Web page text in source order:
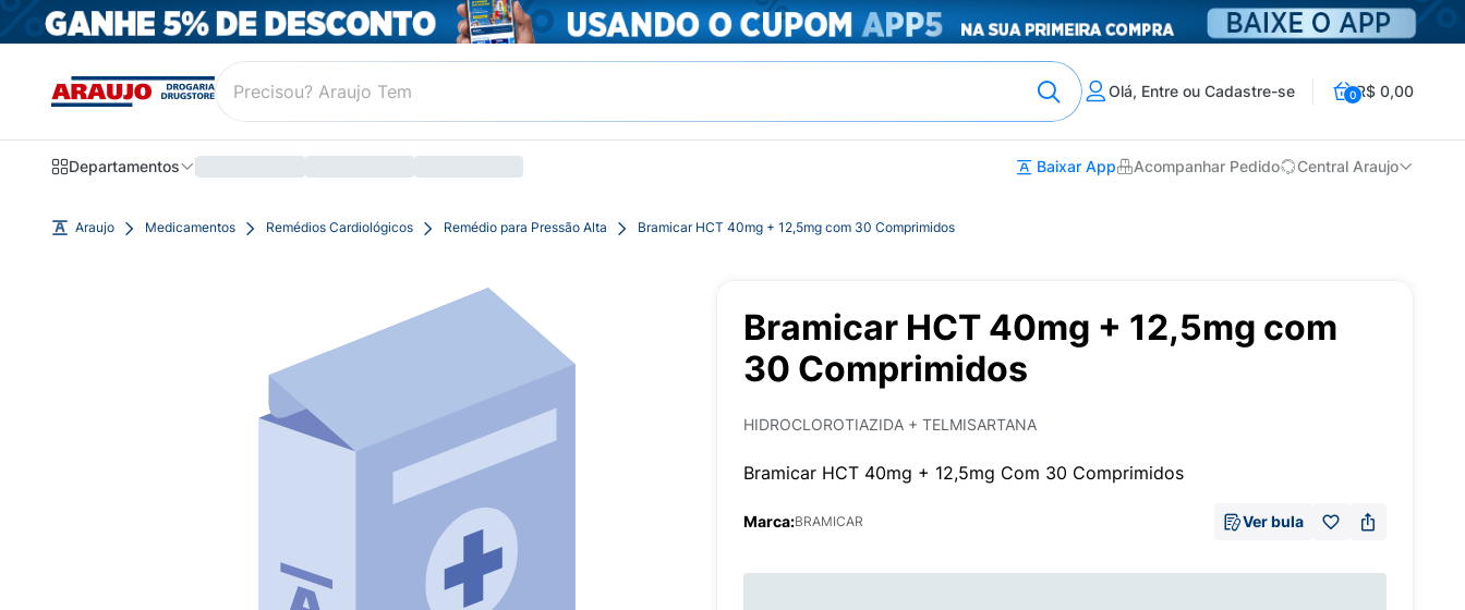
Olá, Entre ou Cadastre-se 0R$ 0,00
Departamentos Baixar App Acompanhar Pedido Central Araujo
Araujo Medicamentos Remédios Cardiológicos Remédio para Pressão Alta Bramicar HCT 40mg + 12,5mg com 30 Comprimidos
Bramicar HCT 40mg + 12,5mg com
30 Comprimidos
HIDROCLOROTIAZIDA + TELMISARTANA
Bramicar HCT 40mg + 12,5mg Com 30 Comprimidos
Marca:BRAMICAR Ver bula